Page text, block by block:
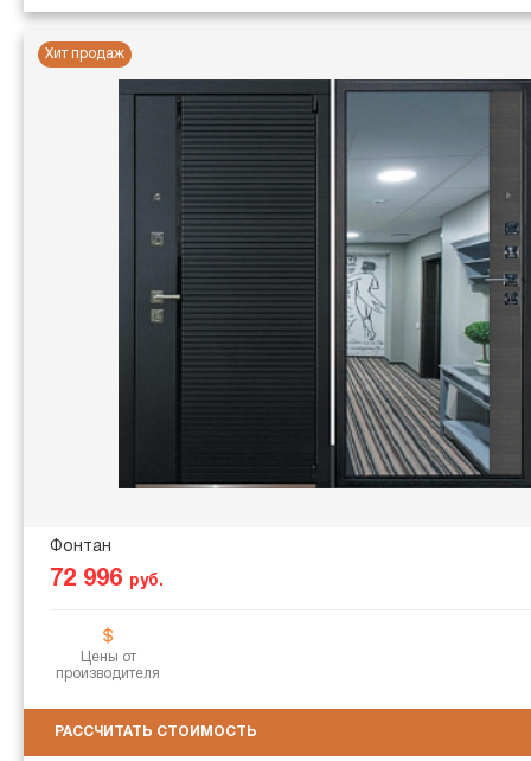
Хит продаж
Фонтан
72 996 руб.
Цены от
производителя
РАССЧИТАТЬ СТОИМОСТЬ